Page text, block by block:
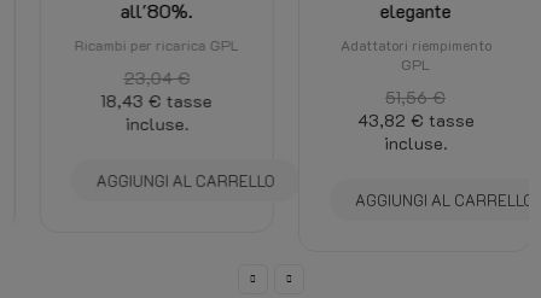
all'80%.
Ricambi per ricarica GPL
23,04 €
18,43 € tasse
incluse.
AGGIUNGI AL CARRELLO
elegante
Adattatori riempimento
GPL
51,56 €
43,82 € tasse
incluse.
AGGIUNGI AL CARRELLO